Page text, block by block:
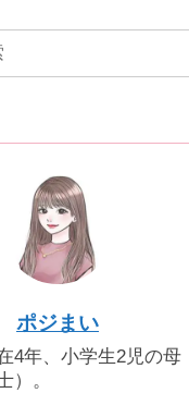
ポジまい
4年、小学生2児の母
）。